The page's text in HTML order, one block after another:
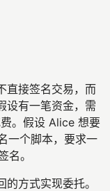
直接签名交易，而
设有一笔资金，需
。假设 Alice 想要
一个脚本，要求一
名。
方式实现委托。